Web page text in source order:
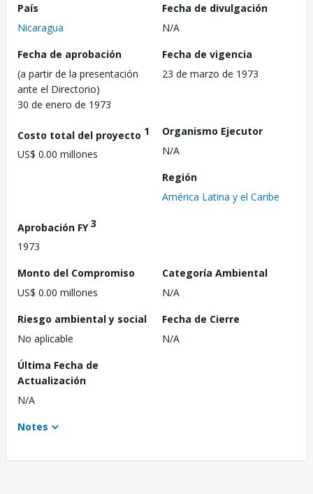
País
Nicaragua
Fecha de divulgación
N/A
Fecha de aprobación
(a partir de la presentación
ante el Directorio)
30 de enero de 1973
Fecha de vigencia
23 de marzo de 1973
Costo total del proyecto 1
US$ 0.00 millones
Organismo Ejecutor
N/A
Región
América Latina y el Caribe
Aprobación FY3
1973
Monto del Compromiso
US$ 0.00 millones
Categoría Ambiental
N/A
Riesgo ambiental y social
No aplicable
Fecha de Cierre
N/A
Última Fecha de
Actualización
N/A
Notes